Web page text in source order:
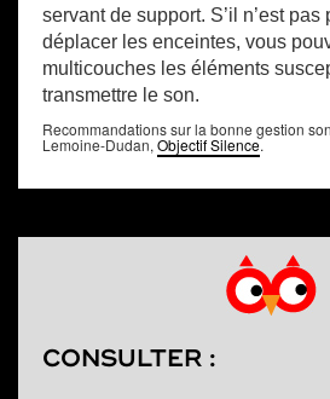
servant de support. S’il n’est
déplacer les enceintes, vous
multicouches les éléments
transmettre le son.
Recommandations sur la bonne gestion
Lemoine-Dudan, Objectif Silence.
CONSULTER :